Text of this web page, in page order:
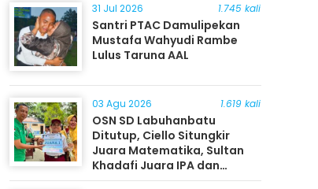
31 Jul 2026 1.745 kali
Santri PTAC Damulipekan
Mustafa Wahyudi Rambe
Lulus Taruna AAL
03 Agu 2026 1.619 kali
OSN SD Labuhanbatu
Ditutup, Ciello Situngkir
Juara Matematika, Sultan
Khadafi Juara IPA dan
Timothy Rangkuti Juara IPS